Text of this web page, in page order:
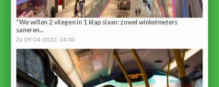
“We willen 2 vliegen in 1 klap slaan: zowel winkelmeters
saneren...
Za 09-04-2022, 14:00